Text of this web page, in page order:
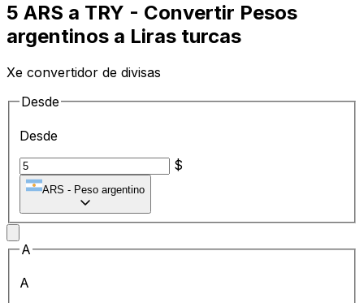
5 ARS a TRY - Convertir Pesos
argentinos a Liras turcas
Xe convertidor de divisas
Desde
Desde
$
ARS - Peso argentino
A
A